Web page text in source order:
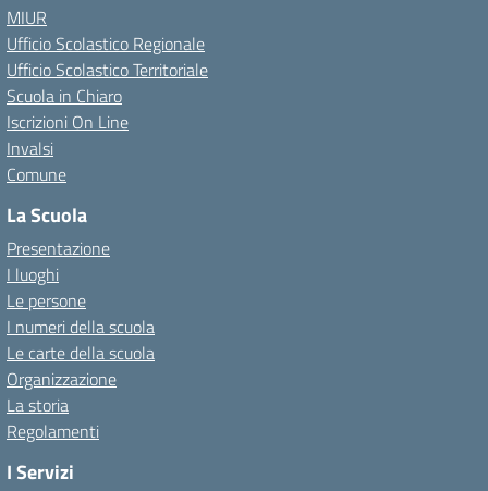
MIUR
Ufficio Scolastico Regionale
Ufficio Scolastico Territoriale
Scuola in Chiaro
Iscrizioni On Line
Invalsi
Comune
La Scuola
Presentazione
I luoghi
Le persone
I numeri della scuola
Le carte della scuola
Organizzazione
La storia
Regolamenti
I Servizi